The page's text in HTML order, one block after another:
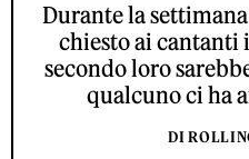
Durante la
chiesto ai
secondo loro
qualcuno ci ha
DI